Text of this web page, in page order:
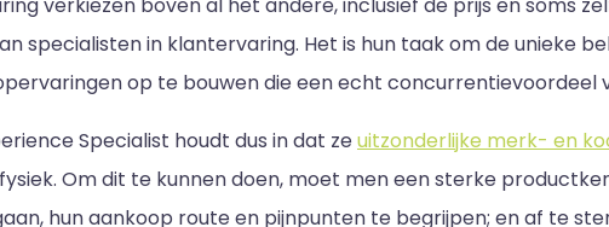
specialisten in klantervaring. Het is hun taak om de unieke
op te bouwen die een echt concurrentievoordeel
Specialist houdt dus in dat zeuitzonderlijke merk- en
Om dit te kunnen doen, moet men een sterke
hun aankoop route en pijnpunten te begrijpen; en af te